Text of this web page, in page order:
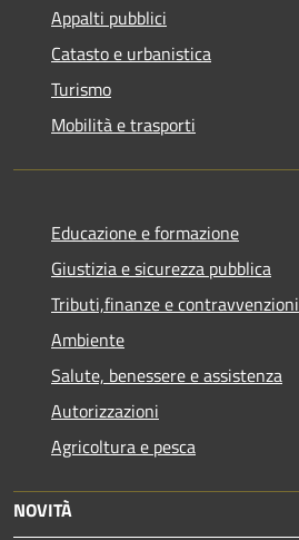
Appalti pubblici
Catasto e urbanistica
Turismo
Mobilità e trasporti
Educazione e formazione
Giustizia e sicurezza pubblica
Tributi,finanze e contravvenzioni
Ambiente
Salute, benessere e assistenza
Autorizzazioni
Agricoltura e pesca
NOVITÀ